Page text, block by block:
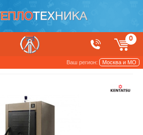
0
Ваш регион: Москва и МО
Твердотопливные котлы